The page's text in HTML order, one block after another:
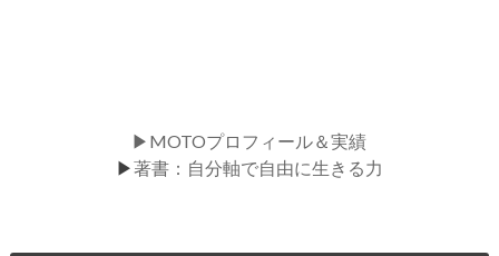
▶MOTOプロフィール＆実績
▶著書：自分軸で自由に生きる力